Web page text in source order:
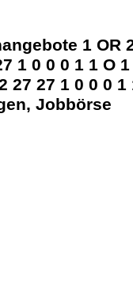
1 OR
1 0 0 0 1 1 O
27 27 1 0 0 0 1
Jobbörse